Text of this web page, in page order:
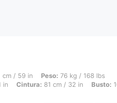
76 kg / 168 lbs, Forma del
cm / 59 in Peso: 76 kg / 168 lbs
in Cintura: 81 cm / 32 in Busto: